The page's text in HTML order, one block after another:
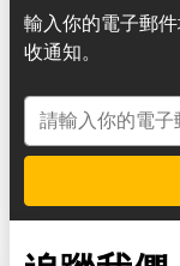
輸入你的電子郵
收通知。
電子郵件地址